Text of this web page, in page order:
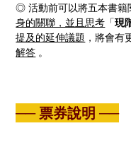
◎ 活動前可以將五本書
身的關聯，並且思考 「現
提及的延伸議題 ，將會有
解答 。
── 票券說明 ──